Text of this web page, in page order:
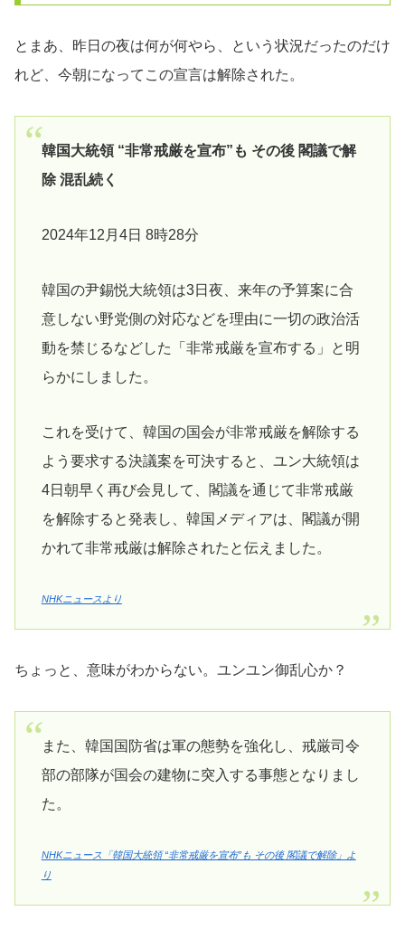
とまあ、昨日の夜は何が何やら、という状況だったのだけ
れど、今朝になってこの宣言は解除された。
韓国大統領 “非常戒厳を宣布”も その後 閣議で解
除 混乱続く
2024年12月4日 8時28分
韓国の尹錫悦大統領は3日夜、来年の予算案に合
意しない野党側の対応などを理由に一切の政治活
動を禁じるなどした「非常戒厳を宣布する」と明
らかにしました。
これを受けて、韓国の国会が非常戒厳を解除する
よう要求する決議案を可決すると、ユン大統領は
4日朝早く再び会見して、閣議を通じて非常戒厳
を解除すると発表し、韓国メディアは、閣議が開
かれて非常戒厳は解除されたと伝えました。
NHKニュースより
ちょっと、意味がわからない。ユンユン御乱心か？
また、韓国国防省は軍の態勢を強化し、戒厳司令
部の部隊が国会の建物に突入する事態となりまし
た。
NHKニュース「韓国大統領 “非常戒厳を宣布”も その後 閣議で解除」よ
り